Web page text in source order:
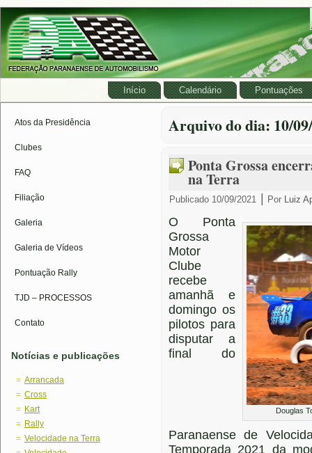
Início Calendário Pontuações
Atos da Presidência
Clubes
FAQ
Filiação
Galeria
Galeria de Vídeos
Pontuação Rally
TJD – PROCESSOS
Contato
Notícias e publicações
Arrancada
Cross
Kart
Rally
Velocidade na Terra
Arquivo do dia: 10/
Ponta Grossa
na Terra
Publicado 10/09/2021 Por Luiz
Douglas
O Ponta
Grossa
Motor
Clube
recebe
amanhã e
domingo os
pilotos para
disputar a
final do
Paranaense de
Temporada 2021 da